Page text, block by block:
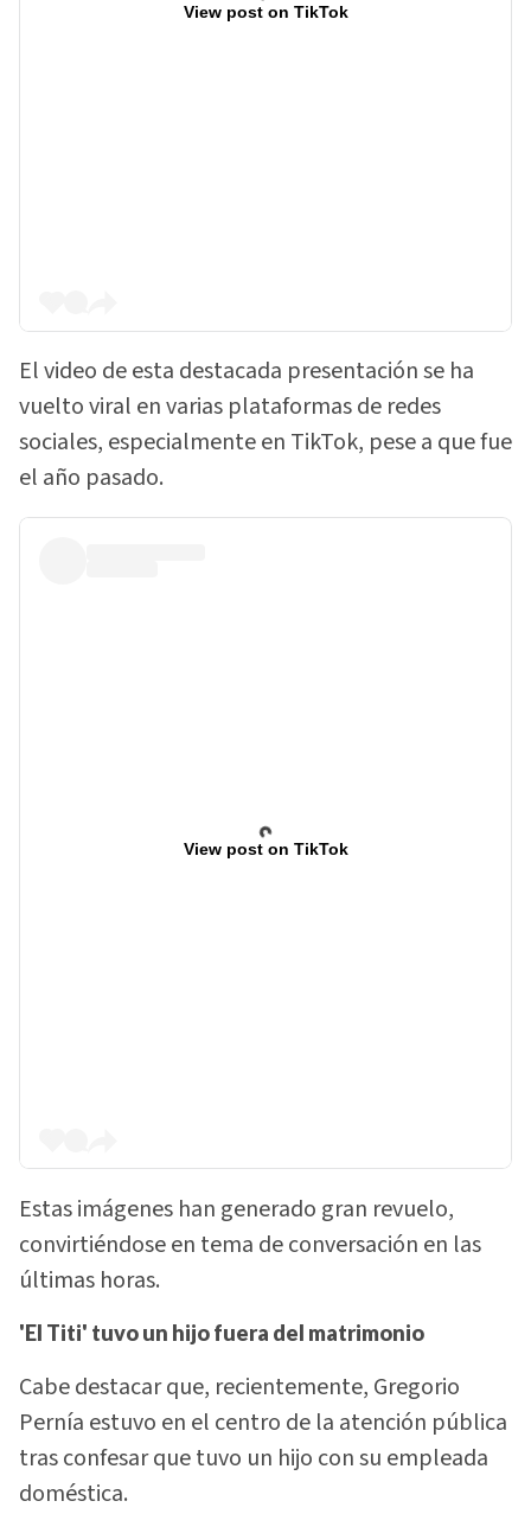
View post on TikTok
El video de esta destacada presentación se ha
vuelto viral en varias plataformas de redes
sociales, especialmente en TikTok, pese a que fue
el año pasado.
View post on TikTok
Estas imágenes han generado gran revuelo,
convirtiéndose en tema de conversación en las
últimas horas.
'El Titi' tuvo un hijo fuera del matrimonio
Cabe destacar que, recientemente, Gregorio
Pernía estuvo en el centro de la atención pública
tras confesar que tuvo un hijo con su empleada
doméstica.